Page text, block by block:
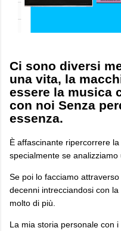
Ci sono diversi
una vita, la
essere la musica
con noi Senza
essenza.
È affascinante ripercorrere
specialmente se
Se poi lo facciamo
decenni intrecciandosi con
molto di più.
La mia storia personale con